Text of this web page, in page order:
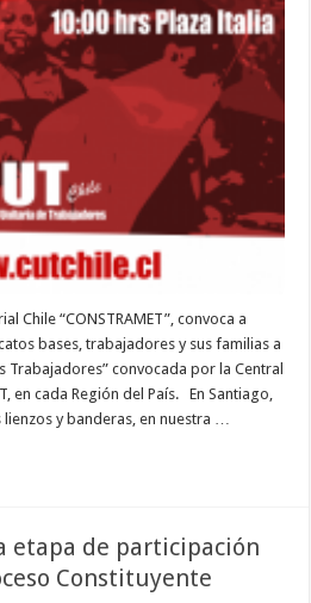
Chile “CONSTRAMET”, convoca a
bases, trabajadores y sus familias a
Trabajadores” convocada por la Central
en cada Región del País. En Santiago,
y banderas, en nuestra …
etapa de participación
Constituyente